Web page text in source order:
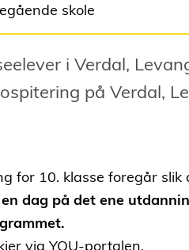
skole
i Verdal,
på Verdal,
for 10. klasse foregår slik
dag på det ene
via YOU-portalen.